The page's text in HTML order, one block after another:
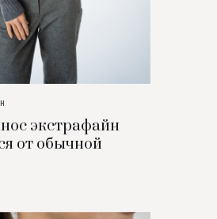
экстрафайн
от обычной